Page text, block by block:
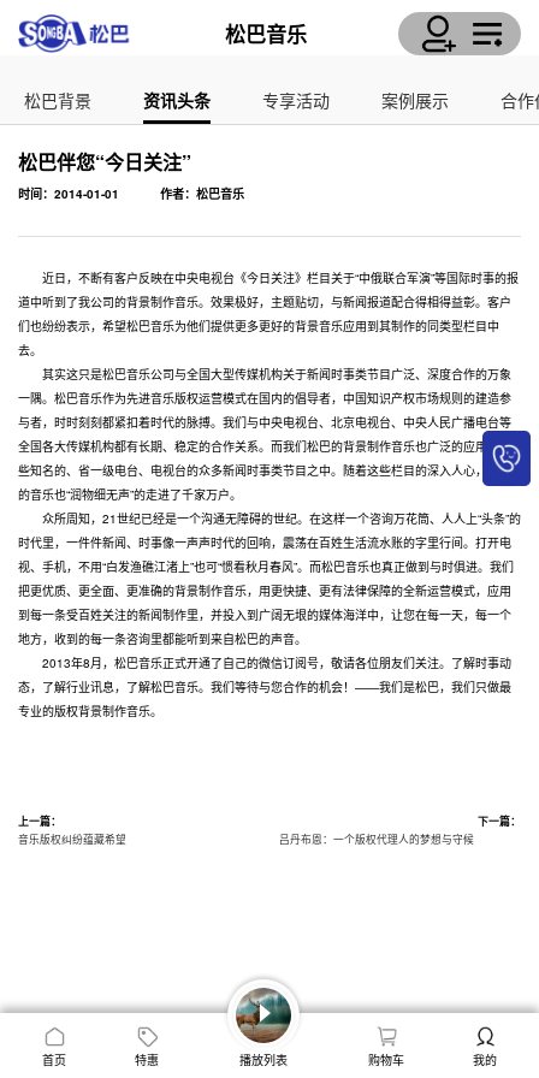
松巴音乐
松巴背景 资讯头条 专享活动 案例展示 合作
松巴伴您“今日关注”
时间：2014-01-01 作者：松巴音乐
近日，不断有客户反映在中央电视台《今日关注》栏目关于“中俄联合军演”等国际时事的报
道中听到了我公司的背景制作音乐。效果极好，主题贴切，与新闻报道配合得相得益彰。客户
们也纷纷表示，希望松巴音乐为他们提供更多更好的背景音乐应用到其制作的同类型栏目中
去。
其实这只是松巴音乐公司与全国大型传媒机构关于新闻时事类节目广泛、深度合作的万象
一隅。松巴音乐作为先进音乐版权运营模式在国内的倡导者，中国知识产权市场规则的建造参
与者，时时刻刻都紧扣着时代的脉搏。我们与中央电视台、北京电视台、中央人民广播电台等
全国各大传媒机构都有长期、稳定的合作关系。而我们松巴的背景制作音乐也广泛的应用在这
些知名的、省一级电台、电视台的众多新闻时事类节目之中。随着这些栏目的深入人心，松巴
的音乐也“润物细无声”的走进了千家万户。
众所周知，21世纪已经是一个沟通无障碍的世纪。在这样一个咨询万花筒、人人上“头条”的
时代里，一件件新闻、时事像一声声时代的回响，震荡在百姓生活流水账的字里行间。打开电
视、手机，不用“白发渔礁江渚上”也可“惯看秋月春风”。而松巴音乐也真正做到与时俱进。我们
把更优质、更全面、更准确的背景制作音乐，用更快捷、更有法律保障的全新运营模式，应用
到每一条受百姓关注的新闻制作里，并投入到广阔无垠的媒体海洋中，让您在每一天，每一个
地方，收到的每一条咨询里都能听到来自松巴的声音。
2013年8月，松巴音乐正式开通了自己的微信订阅号，敬请各位朋友们关注。了解时事动
态，了解行业讯息，了解松巴音乐。我们等待与您合作的机会！——我们是松巴，我们只做最
专业的版权背景制作音乐。
上一篇：
音乐版权纠纷蕴藏希望
下一篇：
吕丹布恩：一个版权代理人的梦想与守候
首页 特惠 播放列表 购物车 我的